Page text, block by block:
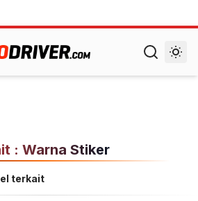
: Warna Stiker
terkait